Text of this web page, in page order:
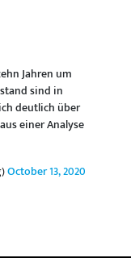
Jahren um
sind in
deutlich über
einer Analyse
October 13, 2020